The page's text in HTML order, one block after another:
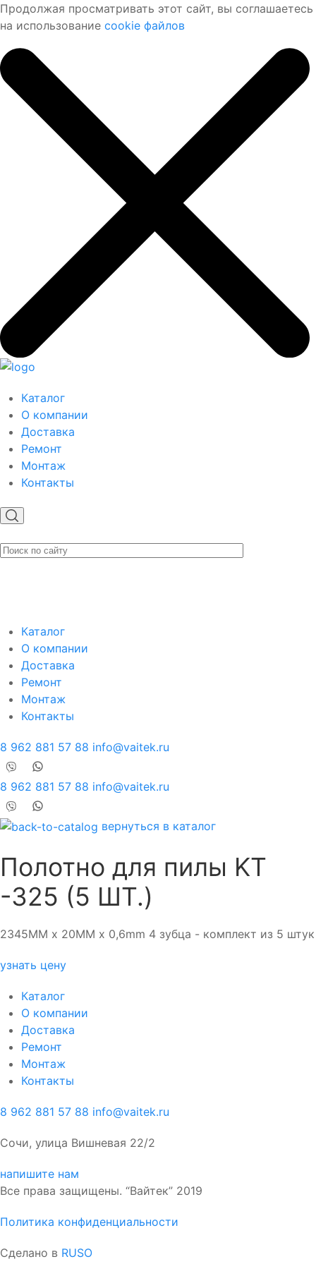
Продолжая просматривать этот сайт, вы соглашаетесь
на использование cookie файлов
Каталог
О компании
Доставка
Ремонт
Монтаж
Контакты
Каталог
О компании
Доставка
Ремонт
Монтаж
Контакты
8 962 881 57 88 info@vaitek.ru
8 962 881 57 88 info@vaitek.ru
вернуться в каталог
Полотно для пилы KT
-325 (5 ШТ.)
2345MM x 20MM x 0,6mm 4 зубца - комплект из 5 штук
узнать цену
Каталог
О компании
Доставка
Ремонт
Монтаж
Контакты
8 962 881 57 88 info@vaitek.ru
Сочи, улица Вишневая 22/2
напишите нам
Все права защищены. “Вайтек” 2019
Политика конфиденциальности
Сделано в RUSO